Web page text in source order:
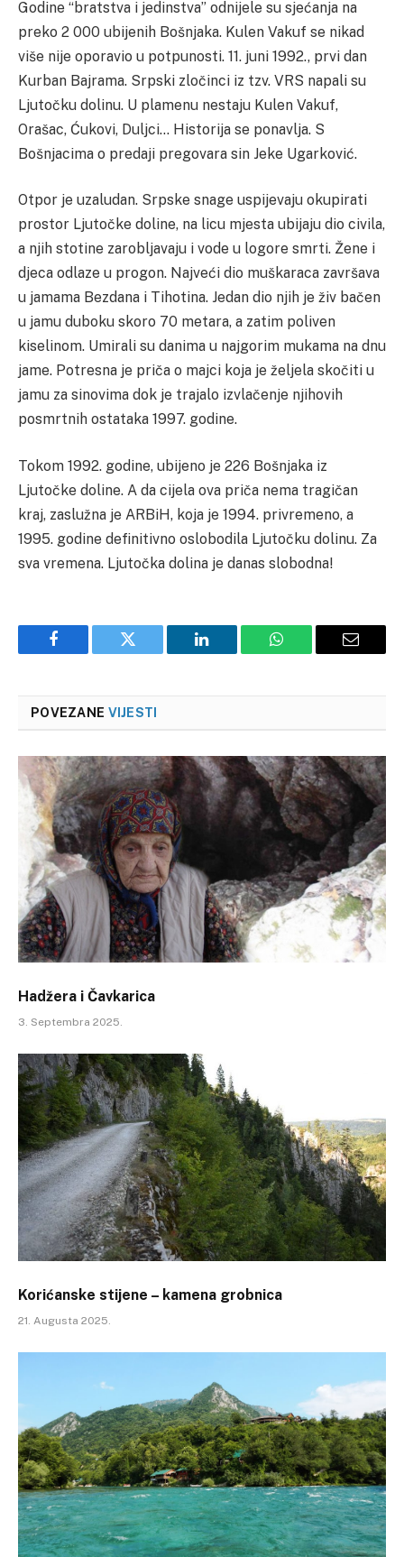
Godine “bratstva i jedinstva” odnijele su sjećanja na
preko 2 000 ubijenih Bošnjaka. Kulen Vakuf se nikad
više nije oporavio u potpunosti. 11. juni 1992., prvi dan
Kurban Bajrama. Srpski zločinci iz tzv. VRS napali su
Ljutočku dolinu. U plamenu nestaju Kulen Vakuf,
Orašac, Ćukovi, Duljci… Historija se ponavlja. S
Bošnjacima o predaji pregovara sin Jeke Ugarković.
Otpor je uzaludan. Srpske snage uspijevaju okupirati
prostor Ljutočke doline, na licu mjesta ubijaju dio civila,
a njih stotine zarobljavaju i vode u logore smrti. Žene i
djeca odlaze u progon. Najveći dio muškaraca završava
u jamama Bezdana i Tihotina. Jedan dio njih je živ bačen
u jamu duboku skoro 70 metara, a zatim poliven
kiselinom. Umirali su danima u najgorim mukama na dnu
jame. Potresna je priča o majci koja je željela skočiti u
jamu za sinovima dok je trajalo izvlačenje njihovih
posmrtnih ostataka 1997. godine.
Tokom 1992. godine, ubijeno je 226 Bošnjaka iz
Ljutočke doline. A da cijela ova priča nema tragičan
kraj, zaslužna je ARBiH, koja je 1994. privremeno, a
1995. godine definitivno oslobodila Ljutočku dolinu. Za
sva vremena. Ljutočka dolina je danas slobodna!
Facebook Twitter LinkedIn WhatsApp Email
POVEZANE VIJESTI
Hadžera i Čavkarica
3. Septembra 2025.
Korićanske stijene – kamena grobnica
21. Augusta 2025.